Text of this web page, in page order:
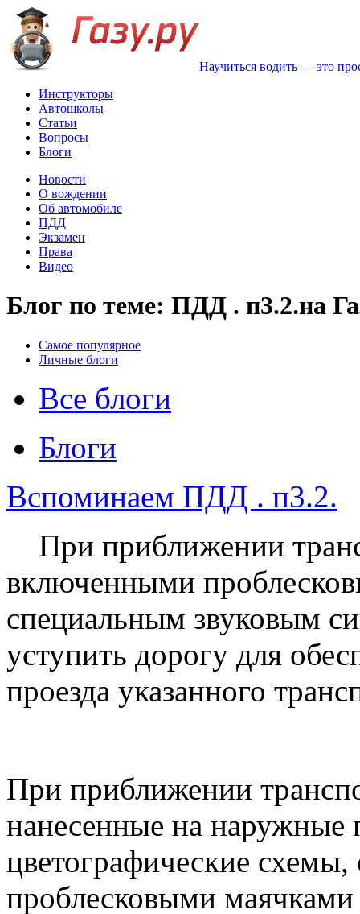
Научиться водить — это
Инструкторы
Автошколы
Статьи
Вопросы
Блоги
Новости
О вождении
Об автомобиле
ПДД
Экзамен
Права
Видео
Блог по теме: ПДД . п3.2.на
Самое популярное
Личные блоги
Все блоги
Блоги
Вспоминаем ПДД . п3.2.
При приближении
включенными
специальным звуковым
уступить дорогу для
проезда указанного
При приближении
нанесенные на наружные
цветографические
проблесковыми маячками